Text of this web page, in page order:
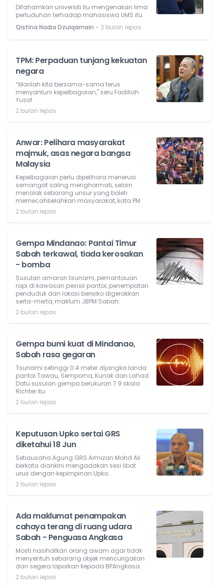
Difahamkan universiti itu mengenakan lima
pertuduhan terhadap mahasiswa UMS itu.
Qistina Nadia Dzulqarnain ⋅ 2 bulan lepas
TPM: Perpaduan tunjang kekuatan
negara
“Marilah kita bersama-sama terus
menyantuni kepelbagaian," seru Fadillah
Yusof
2 bulan lepas
Anwar: Pelihara masyarakat
majmuk, asas negara bangsa
Malaysia
Kepelbagaian perlu dipelihara menerusi
semangat saling menghormati, selain
menolak sebarang unsur yang boleh
memecahbelahkan masyarakat, kata PM.
2 bulan lepas
Gempa Mindanao: Pantai Timur
Sabah terkawal, tiada kerosakan
- bomba
Susulan amaran tsunami, pemantauan
rapi di kawasan pesisir pantai, penempatan
penduduk dan lokasi berisiko digerakkan
serta-merta, maklum JBPM Sabah.
2 bulan lepas
Gempa bumi kuat di Mindanao,
Sabah rasa gegaran
Tsunami setinggi 0.4 meter dijangka landa
pantai Tawau, Semporna, Kunak dan Lahad
Datu susulan gempa berukuran 7.9 skala
Richter itu.
2 bulan lepas
Keputusan Upko sertai GRS
diketahui 18 Jun
Setiausaha Agung GRS Armizan Mohd Ali
berkata diankini mengadakan sesi libat
urus dengan kepimpinan Upko.
2 bulan lepas
Ada maklumat penampakan
cahaya terang di ruang udara
Sabah - Penguasa Angkasa
Mosti nasihatkan orang awam agar tidak
menyentuh sebarang objek mencurigakan
dan segera laporkan kepada BPAngkasa.
2 bulan lepas